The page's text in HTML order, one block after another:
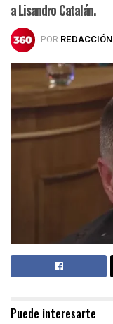
a Lisandro Catalán.
POR REDACCIÓN
Puede interesarte